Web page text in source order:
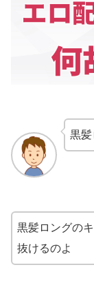
黒髪
黒髪ロングの
抜けるのよ